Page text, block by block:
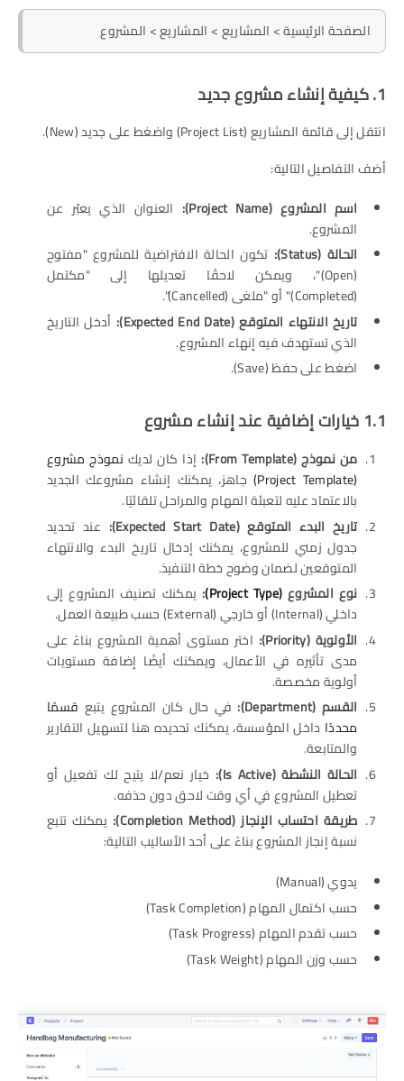
الصفحة الرئيسية > المشاريع > المشاريع > المشروع
1. كيفية إنشاء مشروع جديد
انتقل إلى قائمة المشاريع (Project List) واضغط على جديد (New).
أضف التفاصيل التالية:
اسم المشروع (Project Name):
العنوان الذي يعبّر عن
المشروع.
الحالة (Status):
تكون الحالة الافتراضية للمشروع "مفتوح
(Open)"، ويمكن لاحقًا تعديلها إلى "مكتمل
(Completed)" أو "ملغى (Cancelled)".
تاريخ الانتهاء المتوقع (Expected End Date):
أدخل التاريخ
الذي تستهدف فيه إنهاء المشروع.
اضغط على حفظ (Save).
1.1 خيارات إضافية عند إنشاء مشروع
من نموذج(From Template): إذا كان لديك نموذج مشروع
(Project Template)
جاهز، يمكنك إنشاء مشروعك الجديد
بالاعتماد عليه لتعبئة المهام والمراحل تلقائيًا.
تاريخ البدء المتوقع(Expected Start Date):
عند تحديد
جدول زمني للمشروع، يمكنك إدخال تاريخ البدء والانتهاء
المتوقعين لضمان وضوح خطة التنفيذ.
نوع المشروع (Project Type)
: يمكنك تصنيف المشروع إلى
داخلي (Internal) أو خارجي (External) حسب طبيعة العمل.
الأولوية (Priority):
اختر مستوى أهمية المشروع بناءً على
مدى تأثيره في الأعمال، ويمكنك أيضًا إضافة مستويات
أولوية مخصصة.
القسم (Department): في حال كان المشروع يتبع قسمًا
محددًا داخل المؤسسة، يمكنك تحديده هنا لتسهيل التقارير
والمتابعة.
الحالة النشطة(Is Active):
خيار نعم/لا يتيح لك تفعيل أو
تعطيل المشروع في أي وقت لاحق دون حذفه.
طريقة احتساب الإنجاز(Completion Method):
يمكنك تتبع
نسبة إنجاز المشروع بناءً على أحد الأساليب التالية:
يدوي (Manual)
حسب اكتمال المهام (Task Completion)
حسب تقدم المهام (Task Progress)
حسب وزن المهام (Task Weight)